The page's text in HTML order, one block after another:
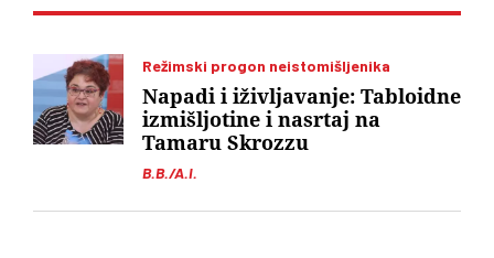
Režimski progon neistomišljenika
B.B./A.I.
Napadi i iživljavanje: Tabloidne
izmišljotine i nasrtaj na
Tamaru Skrozzu